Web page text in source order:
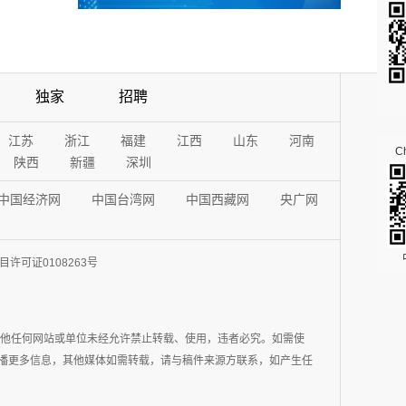
独家 招聘
江苏 浙江 福建 江西 山东
河南
陕西
新疆 深圳
国经济网 中国台湾网 中国西藏网 央广网
许可证0108263号
任何网站或单位未经允许禁止转载、使用，违者必究。如需使
多信息，其他媒体如需转载，请与稿件来源方联系，如产生任